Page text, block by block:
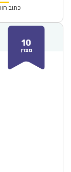
₪19.90.כתוב
10
מצוין